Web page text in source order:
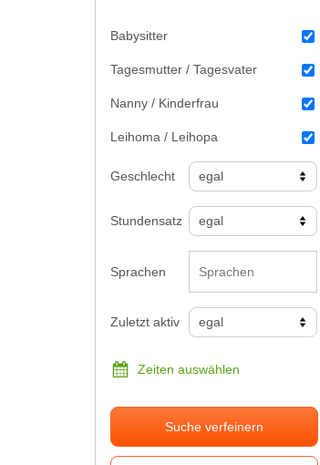
Babysitter
Tagesmutter / Tagesvater
Nanny / Kinderfrau
Leihoma / Leihopa
Geschlecht
Stundensatz
Sprachen
Zuletzt aktiv
Zeiten auswählen
Suche verfeinern